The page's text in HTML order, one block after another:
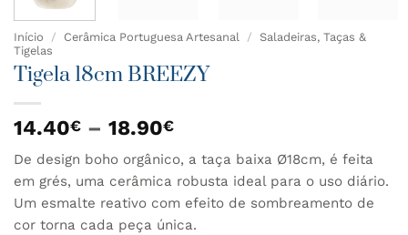
Início / Cerâmica Portuguesa Artesanal / Saladeiras, Taças &
Tigelas
Tigela 18cm BREEZY
14.40€ – 18.90€Price
14.40€
through
18.90€
De design boho orgânico, a taça baixa Ø18cm, é feita
em grés, uma cerâmica robusta ideal para o uso diário.
Um esmalte reativo com efeito de sombreamento de
cor torna cada peça única.